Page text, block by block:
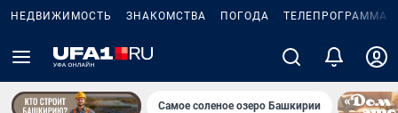
НЕДВИЖИМОСТЬ ЗНАКОМСТВА ПОГОДА ТЕЛЕПРОГРАММА
Самое соленое озеро Башкирии